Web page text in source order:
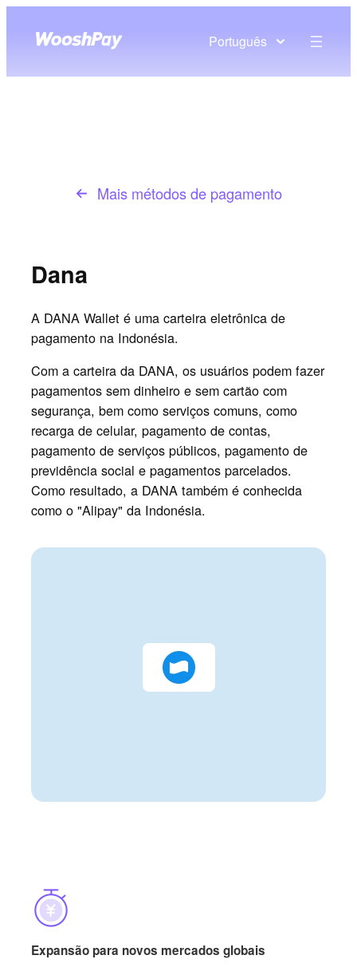
Português
Mais métodos de pagamento
Dana
A DANA Wallet é uma carteira eletrônica de
pagamento na Indonésia.
Com a carteira da DANA, os usuários podem fazer
pagamentos sem dinheiro e sem cartão com
segurança, bem como serviços comuns, como
recarga de celular, pagamento de contas,
pagamento de serviços públicos, pagamento de
previdência social e pagamentos parcelados.
Como resultado, a DANA também é conhecida
como o "Alipay" da Indonésia.
Expansão para novos mercados globais